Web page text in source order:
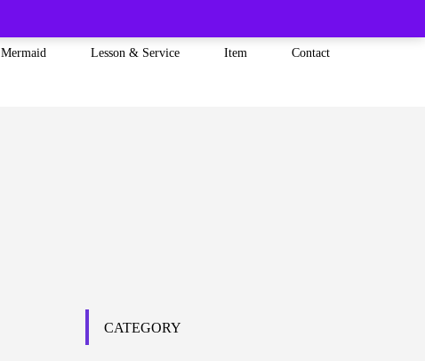
Mermaid Lesson & Service Item Contact
CATEGORY